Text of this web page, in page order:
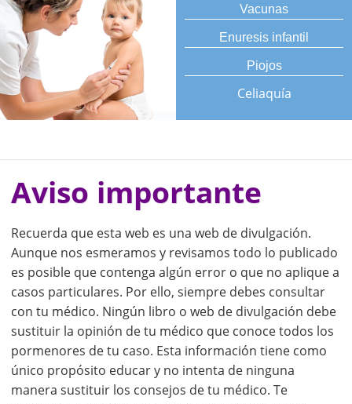
Vacunas
Enuresis infantil
Piojos
Celiaquía
Aviso importante
Recuerda que esta web es una web de divulgación.
Aunque nos esmeramos y revisamos todo lo publicado
es posible que contenga algún error o que no aplique a
casos particulares. Por ello, siempre debes consultar
con tu médico. Ningún libro o web de divulgación debe
sustituir la opinión de tu médico que conoce todos los
pormenores de tu caso. Esta información tiene como
único propósito educar y no intenta de ninguna
manera sustituir los consejos de tu médico. Te